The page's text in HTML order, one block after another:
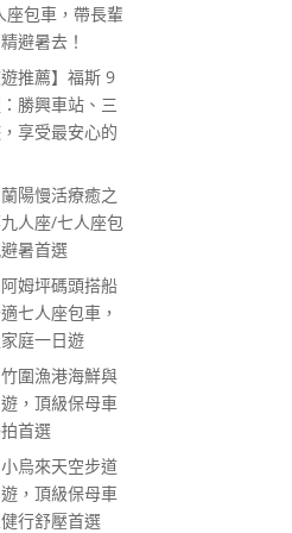
座包車，帶長輩
避暑去！
遊推薦】福斯 9
勝興車站、三
享受最安心的
蘭陽慢活療癒之
人座/七人座包
暑首選
阿姆坪碼頭搭船
七人座包車，
庭一日遊
竹圍漁港海鮮與
，頂級保母車
首選
小烏來天空步道
，頂級保母車
行舒壓首選